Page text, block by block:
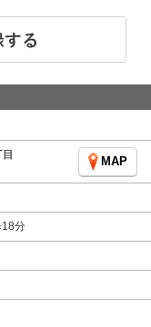
MAP
18分